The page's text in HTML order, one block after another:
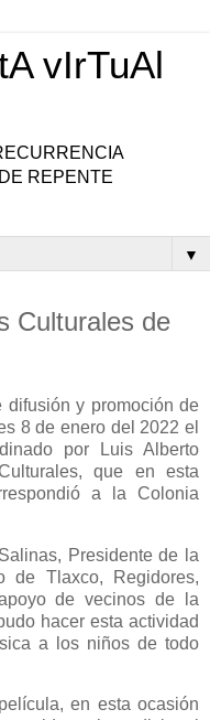
vIrTuAl
REPENTE
▼
Culturales de
difusión y promoción de
8 de enero del 2022 el
por Luis Alberto
que en esta
a la Colonia
Presidente de la
de Tlaxco, Regidores,
de vecinos de la
hacer esta actividad
a los niños de todo
en esta ocasión